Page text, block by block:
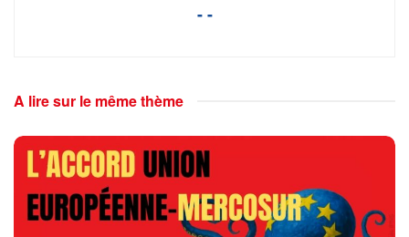
- -
A lire sur le même thème